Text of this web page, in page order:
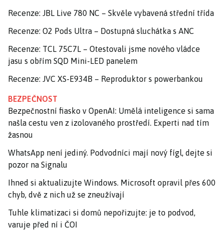
Recenze: JBL Live 780 NC – Skvěle vybavená střední třída
Recenze: O2 Pods Ultra – Dostupná sluchátka s ANC
Recenze: TCL 75C7L – Otestovali jsme nového vládce
jasu s obřím SQD Mini-LED panelem
Recenze: JVC XS-E934B – Reproduktor s powerbankou
BEZPEČNOST
Bezpečnostní fiasko v OpenAI: Umělá inteligence si sama
našla cestu ven z izolovaného prostředí. Experti nad tím
žasnou
WhatsApp není jediný. Podvodníci mají nový fígl, dejte si
pozor na Signalu
Ihned si aktualizujte Windows. Microsoft opravil přes 600
chyb, dvě z nich už se zneužívají
Tuhle klimatizaci si domů nepořizujte: je to podvod,
varuje před ní i ČOI